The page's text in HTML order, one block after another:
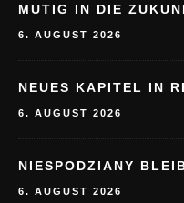
MUTIG IN DIE
6. AUGUST 2026
NEUES KAPITEL IN
6. AUGUST 2026
NIESPODZIANY
6. AUGUST 2026